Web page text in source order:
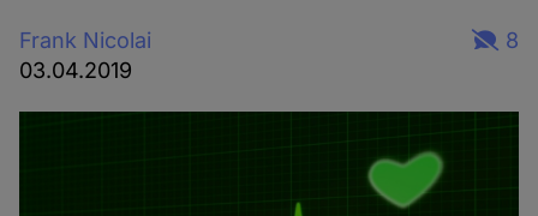
Frank Nicolai
03.04.2019
8